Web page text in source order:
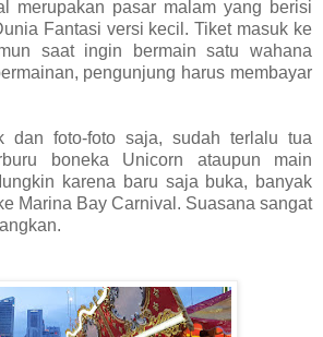
merupakan pasar malam yang berisi
Fantasi versi kecil. Tiket masuk ke
saat ingin bermain satu wahana
pengunjung harus membayar
dan foto-foto saja, sudah terlalu tua
boneka Unicorn ataupun main
karena baru saja buka, banyak
Marina Bay Carnival. Suasana sangat